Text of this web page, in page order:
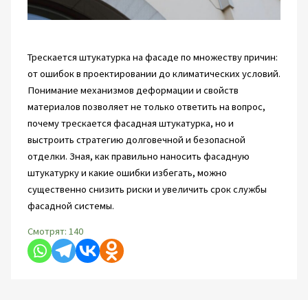
Трескается штукатурка на фасаде по множеству причин:
от ошибок в проектировании до климатических условий.
Понимание механизмов деформации и свойств
материалов позволяет не только ответить на вопрос,
почему трескается фасадная штукатурка, но и
выстроить стратегию долговечной и безопасной
отделки. Зная, как правильно наносить фасадную
штукатурку и какие ошибки избегать, можно
существенно снизить риски и увеличить срок службы
фасадной системы.
Смотрят: 140